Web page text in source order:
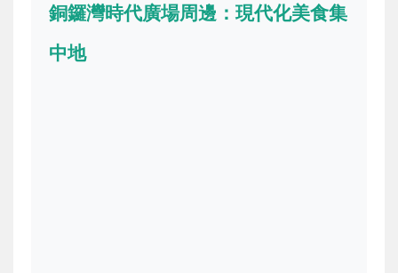
銅鑼灣時代廣場周邊：現代化美食集
中地